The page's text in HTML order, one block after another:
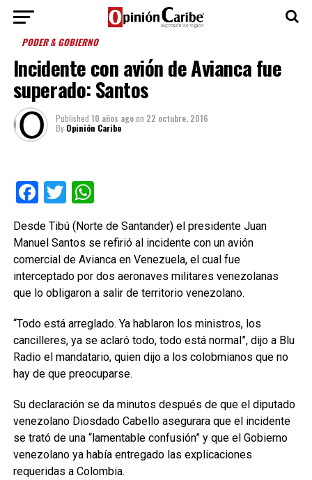
PODER & GOBIERNO
Incidente con avión de Avianca fue
superado: Santos
Published 10 años agoon 22 octubre, 2016
By Opinión Caribe
Facebook
TwitterWhatsApp
Desde Tibú (Norte de Santander) el presidente Juan
Manuel Santos se refirió al incidente con un avión
comercial de Avianca en Venezuela, el cual fue
interceptado por dos aeronaves militares venezolanas
que lo obligaron a salir de territorio venezolano.
“Todo está arreglado. Ya hablaron los ministros, los
cancilleres, ya se aclaró todo, todo está normal”, dijo a Blu
Radio el mandatario, quien dijo a los colobmianos que no
hay de que preocuparse.
Su declaración se da minutos después de que el diputado
venezolano Diosdado Cabello asegurara que el incidente
se trató de una “lamentable confusión” y que el Gobierno
venezolano ya había entregado las explicaciones
requeridas a Colombia.